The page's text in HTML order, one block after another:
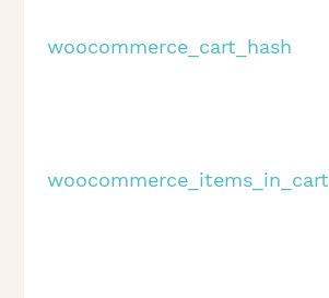
woocommerce_cart_hash
woocommerce_items_in_cart